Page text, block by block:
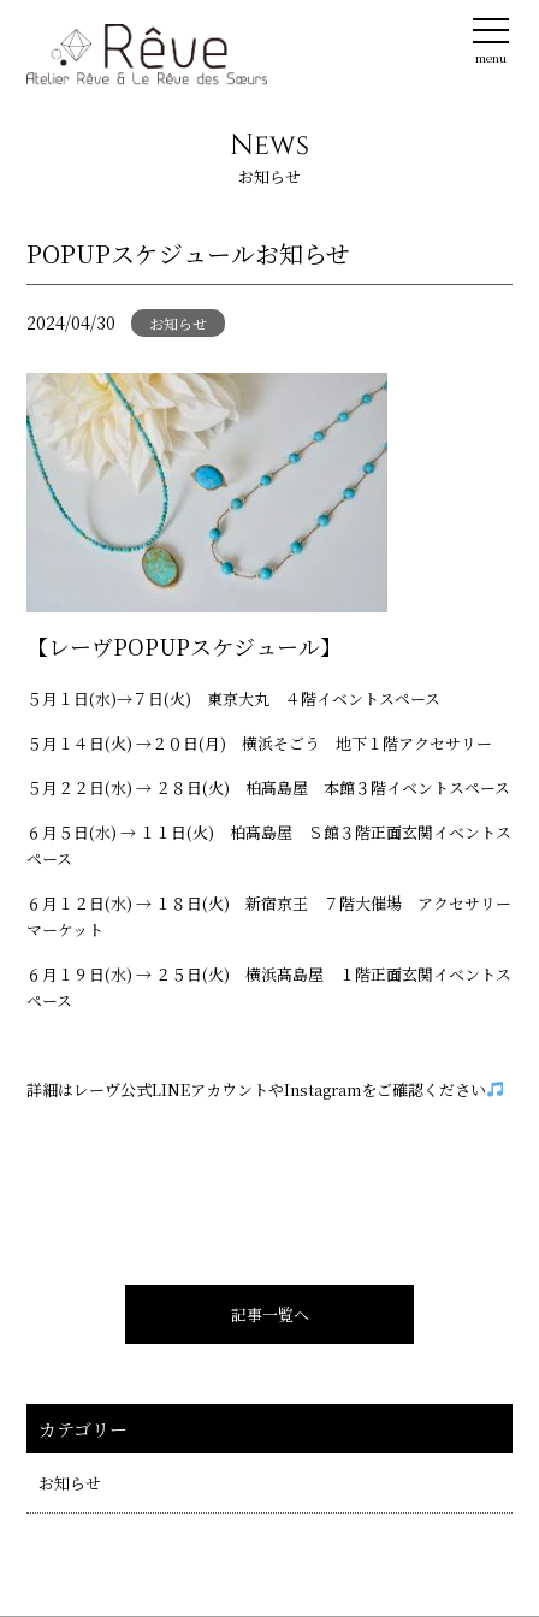
menu
News
お知らせ
POPUPスケジュールお知らせ
2024/04/30 お知らせ
【レーヴPOPUPスケジュール】
５月１日(水)→７日(火) 東京大丸 ４階イベントスペース
５月１４日(火) →２０日(月) 横浜そごう 地下１階アクセサリー
５月２２日(水) → ２８日(火) 柏髙島屋 本館３階イベントスペース
６月５日(水) → １１日(火) 柏髙島屋 Ｓ館３階正面玄関イベントス
ペース
６月１２日(水) → １８日(火) 新宿京王 ７階大催場 アクセサリー
マーケット
６月１９日(水) → ２５日(火) 横浜髙島屋 １階正面玄関イベントス
ペース
詳細はレーヴ公式LINEアカウントやInstagramをご確認ください
記事一覧へ
カテゴリー
お知らせ